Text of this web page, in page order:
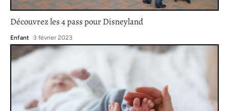
Découvrez les 4 pass pour Disneyland
Enfant 3 février 2023